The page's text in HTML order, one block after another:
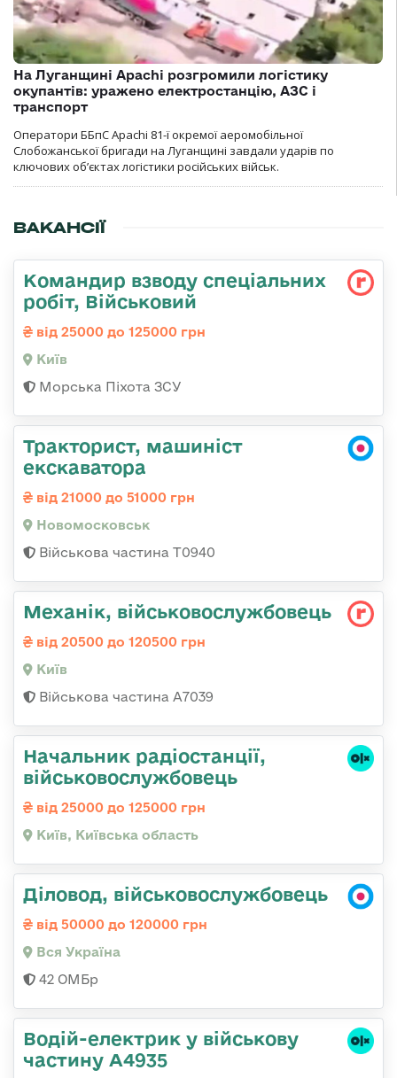
На Луганщині Apachi розгромили логістику
окупантів: уражено електростанцію, АЗС і
транспорт
Оператори ББпС Apachi 81-ї окремої аеромобільної
Слобожанської бригади на Луганщині завдали ударів по
ключових об’єктах логістики російських військ.
ВАКАНСІЇ
Командир взводу спеціальних
робіт, Військовий
від 25000 до 125000 грн
Київ
Морська Піхота ЗСУ
Тракторист, машиніст
екскаватора
від 21000 до 51000 грн
Новомосковськ
Військова частина Т0940
Механік, військовослужбовець
від 20500 до 120500 грн
Київ
Військова частина А7039
Начальник радіостанції,
військовослужбовець
від 25000 до 125000 грн
Київ, Київська область
Діловод, військовослужбовець
від 50000 до 120000 грн
Вся Україна
42 ОМБр
Водій-електрик у військову
частину А4935